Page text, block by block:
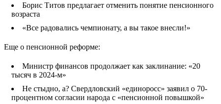
Борис Титов предлагает отменить понятие пенсионного
возраста
«Все радовались чемпионату, а вы такое внесли!»
Еще о пенсионной реформе:
Министр финансов продолжает как заклинание: «20
тысяч в 2024-м»
Не стыдно, а? Свердловский «единоросс» заявил о 70-
процентном согласии народа с «пенсионной повышкой»